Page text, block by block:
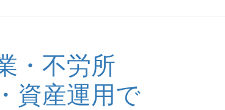
・不労所
資産運用で